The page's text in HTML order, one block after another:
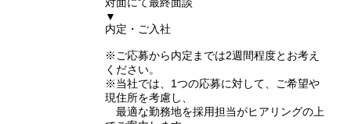
▼
内定・ご入社
※ご応募から内定までは2週間程度とお考え
ください。
※当社では、1つの応募に対して、ご希望や
現住所を考慮し、
最適な勤務地を採用担当がヒアリングの上